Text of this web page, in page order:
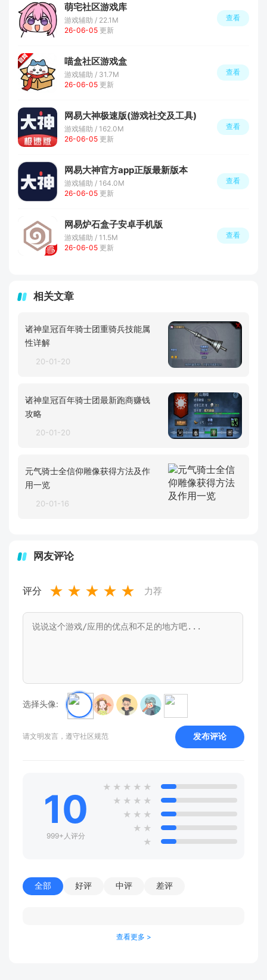
萌宅社区游戏库
游戏辅助 / 22.1M
26-06-05 更新
查看
喵盒社区游戏盒
游戏辅助 / 31.7M
26-06-05 更新
查看
网易大神极速版(游戏社交及工具)
游戏辅助 / 162.0M
26-06-05 更新
查看
网易大神官方app正版最新版本
游戏辅助 / 164.0M
26-06-05 更新
查看
网易炉石盒子安卓手机版
游戏辅助 / 11.5M
26-06-05 更新
查看
相关文章
诸神皇冠百年骑士团重骑兵技能属
性详解
20-01-20
诸神皇冠百年骑士团最新跑商赚钱
攻略
20-01-20
元气骑士全信仰雕像获得方法及作
用一览
20-01-16
网友评论
评分 ★ ★ ★ ★ ★ 力荐
选择头像:
请文明发言，遵守社区规范 发布评论
10
999+人评分
★ ★ ★ ★ ★
★ ★ ★ ★
★ ★ ★
★ ★
★
全部 好评 中评 差评
查看更多 >